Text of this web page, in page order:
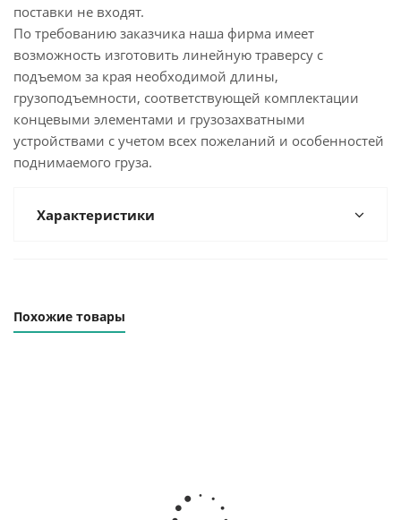
поставки не входят.
По требованию заказчика наша фирма имеет
возможность изготовить линейную траверсу с
подъемом за края необходимой длины,
грузоподъемности, соответствующей комплектации
концевыми элементами и грузозахватными
устройствами с учетом всех пожеланий и особенностей
поднимаемого груза.
Характеристики
Похожие товары